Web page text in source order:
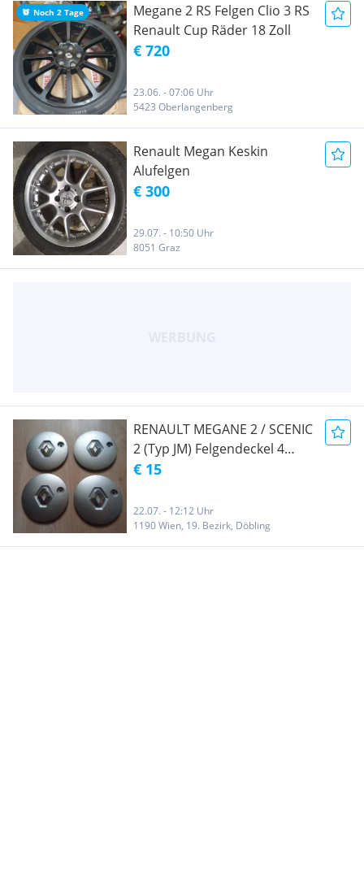
Noch 2 Tage
Megane 2 RS Felgen Clio 3 RS
Renault Cup Räder 18 Zoll
€ 720
23.06. - 07:06 Uhr
5423 Oberlangenberg
Renault Megan Keskin
Alufelgen
€ 300
29.07. - 10:50 Uhr
8051 Graz
RENAULT MEGANE 2 / SCENIC
2 (Typ JM) Felgendeckel 4
Stück
€ 15
22.07. - 12:12 Uhr
1190 Wien, 19. Bezirk, Döbling